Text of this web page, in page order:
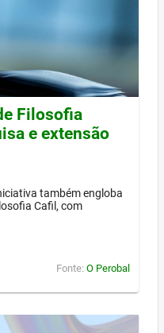
Filosofia
e extensão
também engloba
Cafil, com
Fonte: O Perobal